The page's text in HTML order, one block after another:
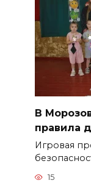
В
правила
Игровая
15